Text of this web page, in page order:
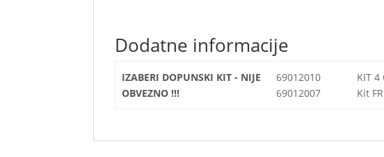
Dodatne informacije
IZABERI DOPUNSKI KIT - NIJE
OBVEZNO !!!
69012010 KIT 4
69012007 Kit